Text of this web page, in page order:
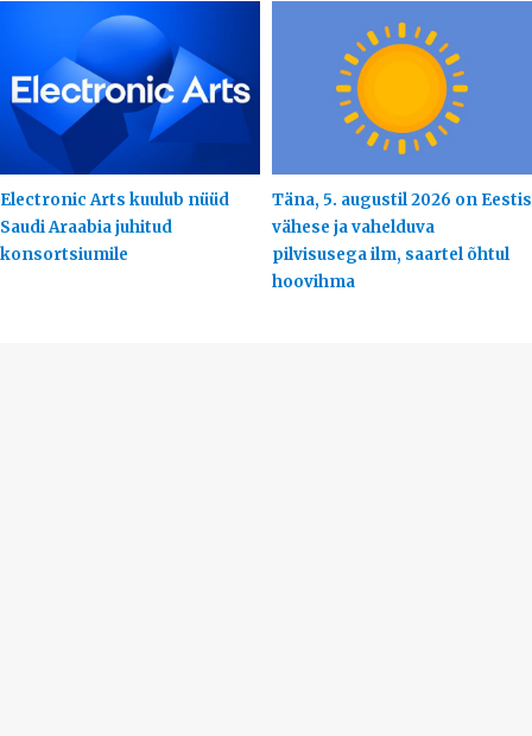
Electronic Arts kuulub nüüd
Saudi Araabia juhitud
konsortsiumile
Täna, 5. augustil 2026 on Eestis
vähese ja vahelduva
pilvisusega ilm, saartel õhtul
hoovihma